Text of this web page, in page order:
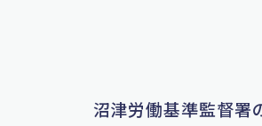
沼津労働基準監督署